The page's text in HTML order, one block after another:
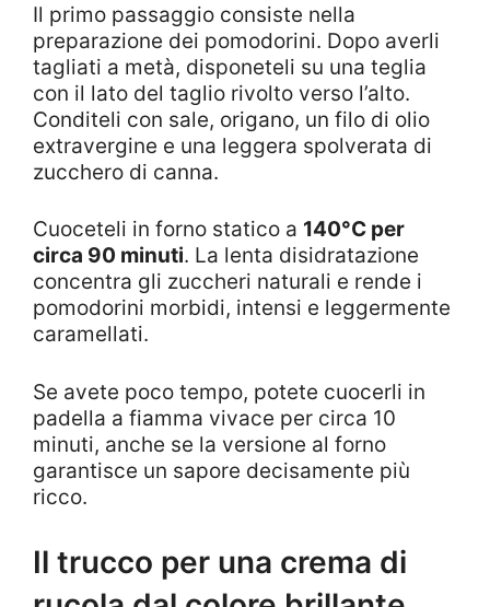
Il primo passaggio consiste nella
preparazione dei pomodorini. Dopo averli
tagliati a metà, disponeteli su una teglia
con il lato del taglio rivolto verso l’alto.
Conditeli con sale, origano, un filo di olio
extravergine e una leggera spolverata di
zucchero di canna.
Cuoceteli in forno statico a 140°C per
circa 90 minuti. La lenta disidratazione
concentra gli zuccheri naturali e rende i
pomodorini morbidi, intensi e leggermente
caramellati.
Se avete poco tempo, potete cuocerli in
padella a fiamma vivace per circa 10
minuti, anche se la versione al forno
garantisce un sapore decisamente più
ricco.
Il trucco per una crema di